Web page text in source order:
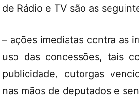
de Rádio e TV são as
– ações imediatas contra as
uso das concessões, tais
publicidade, outorgas
nas mãos de deputados e